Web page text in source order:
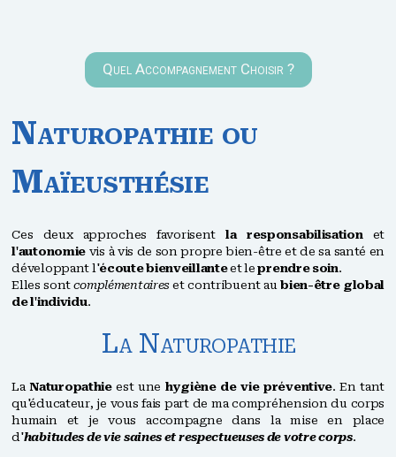
Quel Accompagnement Choisir ?
Naturopathie ou
Maïeusthésie
Ces deux approches favorisentla responsabilisation et
l'autonomie vis à vis de son propre bien-être et de sa santé en
développant l'écoute bienveillanteet leprendre soin.
Elles sontcomplémentaires et contribuent aubien-être global
de l'individu.
La Naturopathie
LaNaturopathieest une hygiène de vie préventive. En tant
qu'éducateur, je vous fais part de ma compréhension du corps
humain et je vous accompagne dans la mise en place
d'habitudes de vie saines et respectueuses de votre corps.